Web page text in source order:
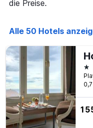
Wochentage
Diagramm
hat
1
Y-
Achse,
die
den
durchschnittlichen
Zimmerpreis
anzeigt.
die Preise.
Alle 50 Hotels
1